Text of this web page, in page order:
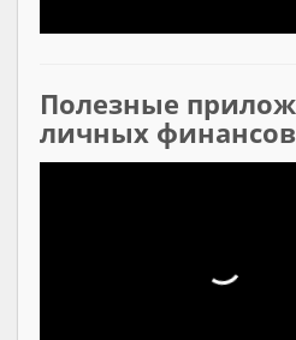
Полезные
личных финансов